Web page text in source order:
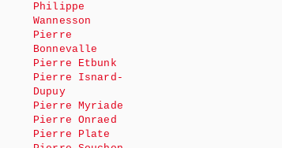
Philippe
Wannesson
Pierre
Bonnevalle
Pierre Etbunk
Pierre Isnard-
Dupuy
Pierre Myriade
Pierre Onraed
Pierre Plate